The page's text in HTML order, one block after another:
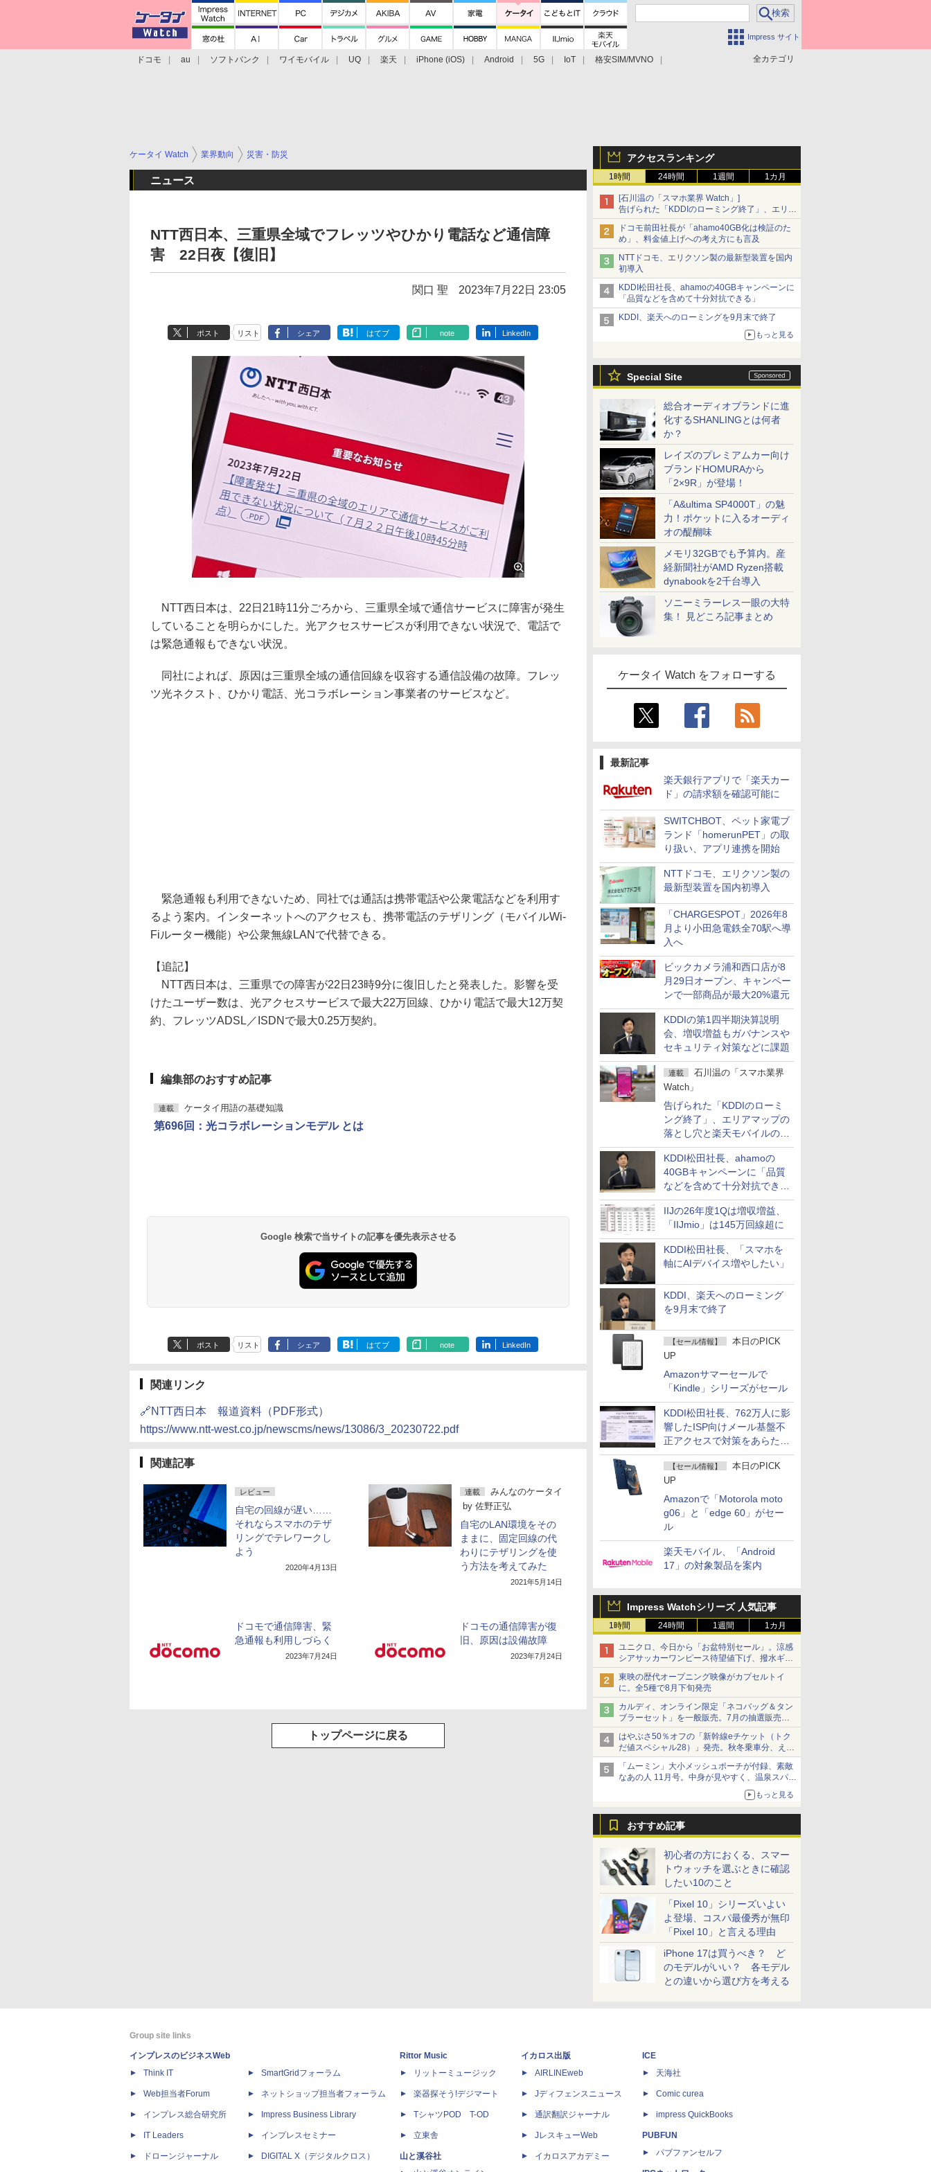
Impress サイト
全カテゴリ
ドコモ au ソフトバンク ワイモバイル UQ 楽天 iPhone (iOS) Android 5G IoT
格安SIM/MVNO
アクセスランキング
1時間 24時間 1週間 1カ月
[石川温の「スマホ業界 Watch」]
告げられた「KDDIのローミング終了」、エリア
マップの落とし穴と楽天モバイルの課題
ドコモ前田社長が「ahamo40GB化は検証のた
め」、料金値上げへの考え方にも言及
NTTドコモ、エリクソン製の最新型装置を国内
初導入
KDDI松田社長、ahamoの40GBキャンペーンに
「品質などを含めて十分対抗できる」
KDDI、楽天へのローミングを9月末で終了
もっと見る
Special Site
総合オーディオブランドに進
化するSHANLINGとは何者
か？
レイズのプレミアムカー向け
ブランドHOMURAから
「2×9R」が登場！
「A&ultima SP4000T」の魅
力！ポケットに入るオーディ
オの醍醐味
メモリ32GBでも予算内。産
経新聞社がAMD Ryzen搭載
dynabookを2千台導入
ソニーミラーレス一眼の大特
集！ 見どころ記事まとめ
ケータイ Watch をフォローする
最新記事
楽天銀行アプリで「楽天カー
ド」の請求額を確認可能に
SWITCHBOT、ペット家電ブ
ランド「homerunPET」の取
り扱い、アプリ連携を開始
NTTドコモ、エリクソン製の
最新型装置を国内初導入
「CHARGESPOT」2026年8
月より小田急電鉄全70駅へ導
入へ
ビックカメラ浦和西口店が8
月29日オープン、キャンペー
ンで一部商品が最大20%還元
KDDIの第1四半期決算説明
会、増収増益もガバナンスや
セキュリティ対策などに課題
連載
石川温の「スマホ業界
Watch」
告げられた「KDDIのローミ
ング終了」、エリアマップの
落とし穴と楽天モバイルの課
題
KDDI松田社長、ahamoの
40GBキャンペーンに「品質
などを含めて十分対抗でき
る」
IIJの26年度1Qは増収増益、
「IIJmio」は145万回線超に
KDDI松田社長、「スマホを
軸にAIデバイス増やしたい」
KDDI、楽天へのローミング
を9月末で終了
【セール情報】
本日のPICK
UP
Amazonサマーセールで
「Kindle」シリーズがセール
KDDI松田社長、762万人に影
響したISP向けメール基盤不
正アクセスで対策をあらため
て説明
【セール情報】
本日のPICK
UP
Amazonで「Motorola moto
g06」と「edge 60」がセー
ル
楽天モバイル、「Android
17」の対象製品を案内
Impress Watchシリーズ 人気記事
1時間 24時間 1週間 1カ月
ユニクロ、今日から「お盆特別セール」。涼感
シアサッカーワンピース待望値下げ、撥水ギア
ショーツは1990円に
東映の歴代オープニング映像がカプセルトイ
に。全5種で8月下旬発売
カルディ、オンライン限定「ネコバッグ＆タン
ブラーセット」を一般販売。7月の抽選販売の
当選無効分
はやぶさ50％オフの「新幹線eチケット（トク
だ値スペシャル28）」発売。秋冬乗車分、えき
ねっと限定
「ムーミン」大小メッシュポーチが付録、素敵
なあの人 11月号。中身が見やすく、温泉スパに
もっと見る
おすすめ記事
初心者の方におくる、スマー
トウォッチを選ぶときに確認
したい10のこと
「Pixel 10」シリーズいよい
よ登場、コスパ最優秀が無印
「Pixel 10」と言える理由
iPhone 17は買うべき？ ど
のモデルがいい？ 各モデル
との違いから選び方を考える
ケータイ Watch 業界動向 災害・防災
ニュース
NTT西日本、三重県全域でフレッツやひかり電話など通信障
害 22日夜【復旧】
関口 聖 2023年7月22日 23:05
ポスト リスト シェア はてブ note LinkedIn
NTT西日本は、22日21時11分ごろから、三重県全域で通信サービスに障害が発生
していることを明らかにした。光アクセスサービスが利用できない状況で、電話で
は緊急通報もできない状況。
同社によれば、原因は三重県全域の通信回線を収容する通信設備の故障。フレッ
ツ光ネクスト、ひかり電話、光コラボレーション事業者のサービスなど。
緊急通報も利用できないため、同社では通話は携帯電話や公衆電話などを利用す
るよう案内。インターネットへのアクセスも、携帯電話のテザリング（モバイルWi-
Fiルーター機能）や公衆無線LANで代替できる。
【追記】
NTT西日本は、三重県での障害が22日23時9分に復旧したと発表した。影響を受
けたユーザー数は、光アクセスサービスで最大22万回線、ひかり電話で最大12万契
約、フレッツADSL／ISDNで最大0.25万契約。
編集部のおすすめ記事
連載 ケータイ用語の基礎知識
第696回：光コラボレーションモデル とは
Google 検索で当サイトの記事を優先表示させる
ポスト リスト シェア はてブ note LinkedIn
関連リンク
🔗NTT西日本 報道資料（PDF形式）
https://www.ntt-west.co.jp/newscms/news/13086/3_20230722.pdf
関連記事
レビュー
自宅の回線が遅い……
それならスマホのテザ
リングでテレワークし
よう
2020年4月13日
連載
みんなのケータイ
by 佐野正弘
自宅のLAN環境をその
ままに、固定回線の代
わりにテザリングを使
う方法を考えてみた
2021年5月14日
ドコモで通信障害、緊
急通報も利用しづらく
2023年7月24日
ドコモの通信障害が復
旧、原因は設備故障
2023年7月24日
トップページに戻る
Group site links
インプレスのビジネスWeb
Think IT
Web担当者Forum
インプレス総合研究所
IT Leaders
ドローンジャーナル
SmartGridフォーラム
ネットショップ担当者フォーラム
Impress Business Library
インプレスセミナー
DIGITAL X（デジタルクロス）
Rittor Music
リットーミュージック
楽器探そう!デジマート
TシャツPOD T-OD
立東舎
山と溪谷社
イカロス出版
AIRLINEweb
Jディフェンスニュース
通訳翻訳ジャーナル
JレスキューWeb
イカロスアカデミー
ICE
天海社
Comic curea
impress QuickBooks
PUBFUN
パブファンセルフ